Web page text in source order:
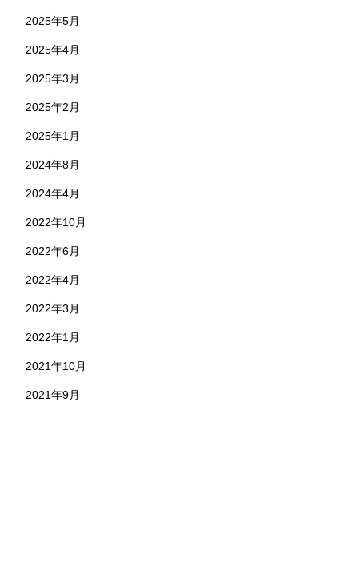
2025年5月
2025年4月
2025年3月
2025年2月
2025年1月
2024年8月
2024年4月
2022年10月
2022年6月
2022年4月
2022年3月
2022年1月
2021年10月
2021年9月